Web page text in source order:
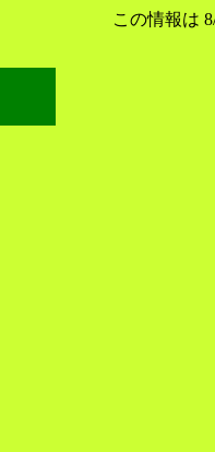
この情報は